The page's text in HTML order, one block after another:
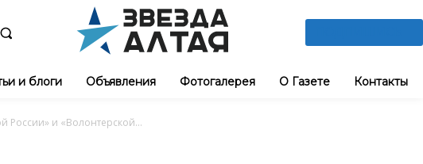
и блоги Объявления Фотогалерея О Газете Контакты
России» и «Волонтерской...